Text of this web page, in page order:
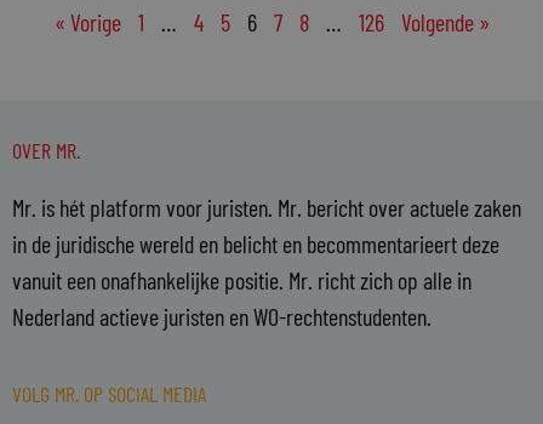
« Vorige 1 … 4 5 6 7 8 … 126 Volgende »
OVER MR.
Mr. is hét platform voor juristen. Mr. bericht over actuele zaken
in de juridische wereld en belicht en becommentarieert deze
vanuit een onafhankelijke positie. Mr. richt zich op alle in
Nederland actieve juristen en WO-rechtenstudenten.
VOLG MR. OP SOCIAL MEDIA